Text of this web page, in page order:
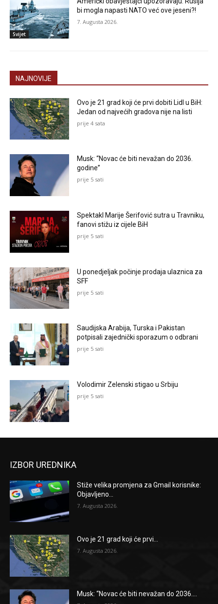
Svijet
bi mogla napasti NATO već ove jeseni?!
7. Augusta 2026.
NAJNOVIJE
Ovo je 21 grad koji će prvi dobiti Lidl u BiH:
Jedan od najvećih gradova nije na listi
prije 4 sata
Musk: “Novac će biti nevažan do 2036.
godine”
prije 5 sati
Spektakl Marije Šerifović sutra u Travniku,
fanovi stižu iz cijele BiH
prije 5 sati
U ponedjeljak počinje prodaja ulaznica za
SFF
prije 5 sati
Saudijska Arabija, Turska i Pakistan
potpisali zajednički sporazum o odbrani
prije 5 sati
Volodimir Zelenski stigao u Srbiju
prije 5 sati
IZBOR UREDNIKA
Stiže velika promjena za Gmail korisnike:
Objavljeno...
7. Augusta 2026.
Ovo je 21 grad koji će prvi...
7. Augusta 2026.
Musk: “Novac će biti nevažan do 2036....